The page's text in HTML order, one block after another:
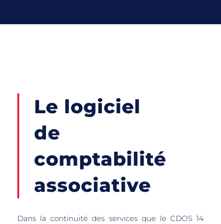
Le logiciel
de
comptabilité
associative
Dans la continuité des services que le CDOS 14